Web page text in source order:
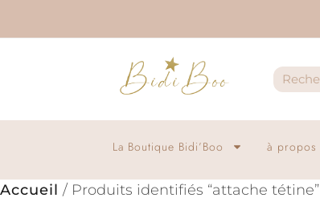
La Boutique Bidi’Boo à propos
Accueil / Produits identifiés “attache tétine”